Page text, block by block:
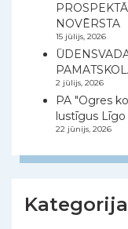
NOVĒRSTA
15 jūlijs, 2026
2 jūlijs, 2026
PA "Ogres
lustīgus Līgo
22 jūnijs, 2026